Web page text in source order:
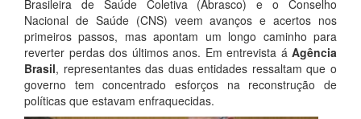
Brasileira de Saúde Coletiva (Abrasco) e o Conselho
Nacional de Saúde (CNS) veem avanços e acertos nos
primeiros passos, mas apontam um longo caminho para
reverter perdas dos últimos anos. Em entrevista á Agência
Brasil, representantes das duas entidades ressaltam que o
governo tem concentrado esforços na reconstrução de
políticas que estavam enfraquecidas.